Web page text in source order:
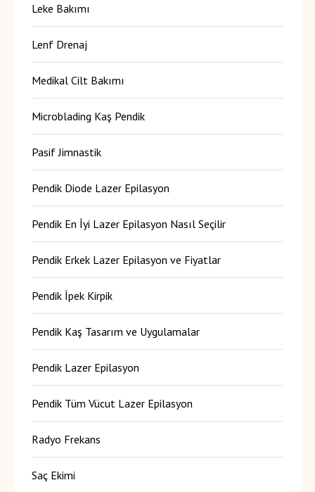
Leke Bakımı
Lenf Drenaj
Medikal Cilt Bakımı
Microblading Kaş Pendik
Pasif Jimnastik
Pendik Diode Lazer Epilasyon
Pendik En İyi Lazer Epilasyon Nasıl Seçilir
Pendik Erkek Lazer Epilasyon ve Fiyatlar
Pendik İpek Kirpik
Pendik Kaş Tasarım ve Uygulamalar
Pendik Lazer Epilasyon
Pendik Tüm Vücut Lazer Epilasyon
Radyo Frekans
Saç Ekimi